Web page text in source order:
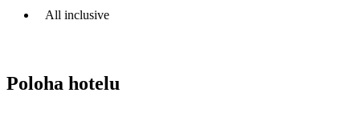
All inclusive
Poloha hotelu